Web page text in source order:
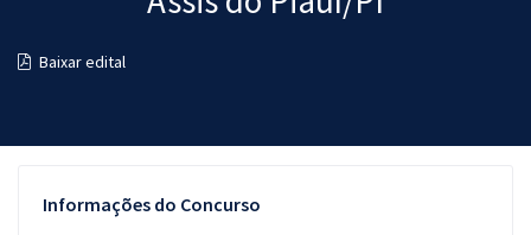
Graduação
Baixar edital
Informações do Concurso